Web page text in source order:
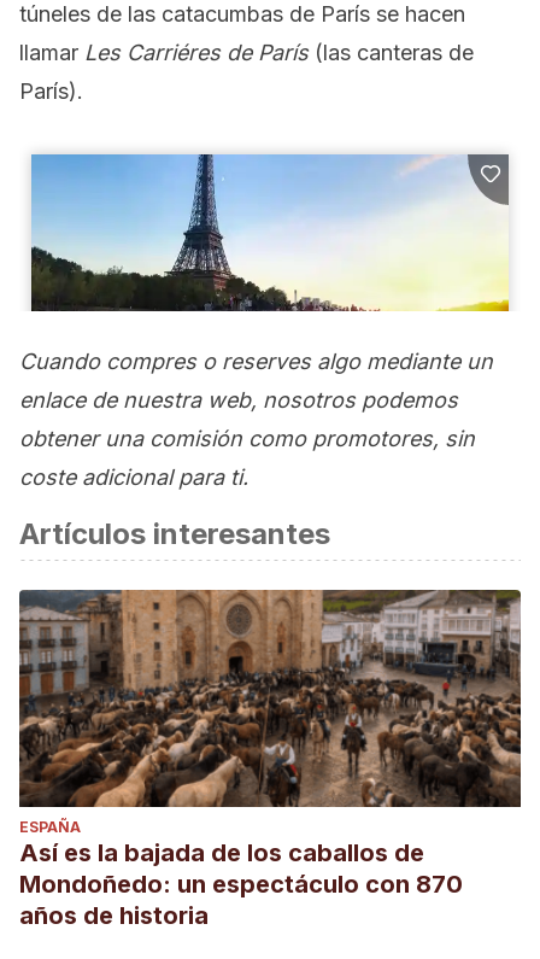
túneles de las catacumbas de París se hacen
llamar Les Carriéres de París(las canteras de
París).
Cuando compres o reserves algo mediante un
enlace de nuestra web, nosotros podemos
obtener una comisión como promotores, sin
coste adicional para ti.
Artículos interesantes
ESPAÑA
Así es la bajada de los caballos de
Mondoñedo: un espectáculo con 870
años de historia